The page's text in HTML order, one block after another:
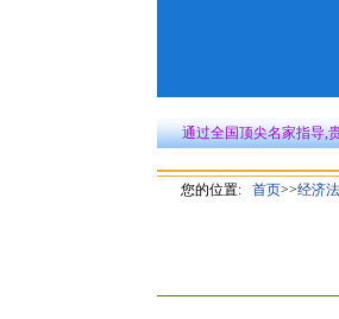
通过全国顶尖名家指导,
您的位置: 首页>>经济